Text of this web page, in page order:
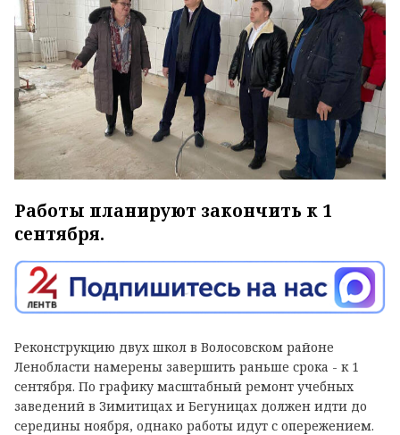
Работы планируют закончить к 1
сентября.
Реконструкцию двух школ в Волосовском районе
Ленобласти намерены завершить раньше срока - к 1
сентября. По графику масштабный ремонт учебных
заведений в Зимитицах и Бегуницах должен идти до
середины ноября, однако работы идут с опережением.